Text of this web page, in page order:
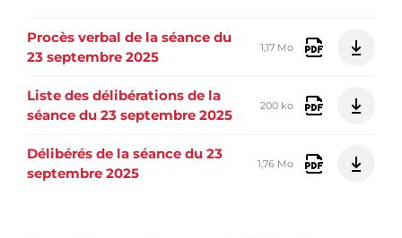
Procès verbal de la séance du
23 septembre 2025
1,17 Mo
Liste des délibérations de la
séance du 23 septembre 2025
200 ko
Délibérés de la séance du 23
septembre 2025
1,76 Mo